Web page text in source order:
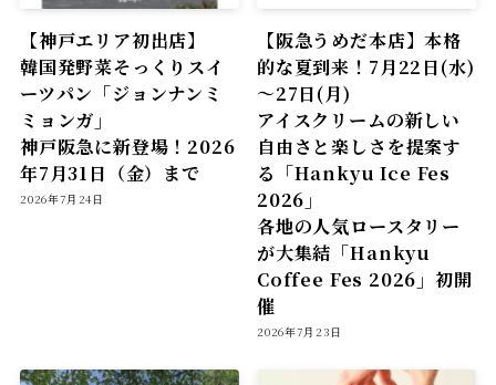
【神戸エリア初出店】
韓国発野菜そっくりスイ
ーツパン「ジョンナンミ
ミョンガ」
神戸阪急に新登場！2026
年7月31日（金）まで
2026年7月24日
【阪急うめだ本店】本格
的な夏到来！7月22日(水)
～27日(月)
アイスクリームの新しい
自由さと楽しさを提案す
る「Hankyu Ice Fes
2026」
各地の人気ロースタリー
が大集結「Hankyu
Coffee Fes 2026」初開
催
2026年7月23日